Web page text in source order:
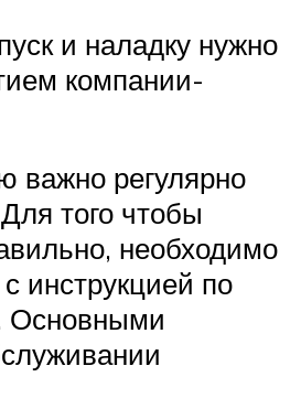
и наладку нужно
компании-
важно регулярно
того чтобы
необходимо
инструкцией по
Основными